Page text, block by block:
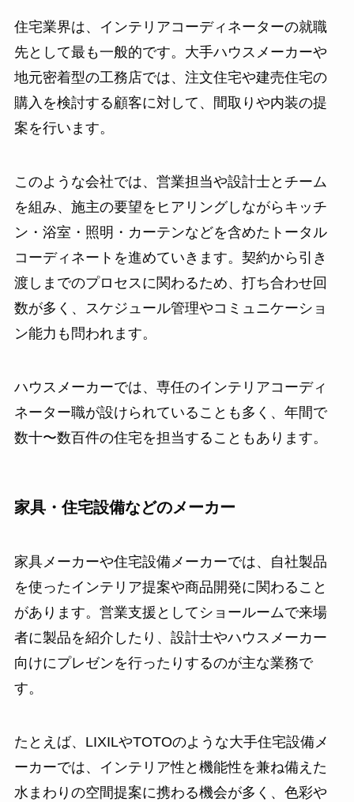
住宅業界は、インテリアコーディネーターの就職
先として最も一般的です。大手ハウスメーカーや
地元密着型の工務店では、注文住宅や建売住宅の
購入を検討する顧客に対して、間取りや内装の提
案を行います。
このような会社では、営業担当や設計士とチーム
を組み、施主の要望をヒアリングしながらキッチ
ン・浴室・照明・カーテンなどを含めたトータル
コーディネートを進めていきます。契約から引き
渡しまでのプロセスに関わるため、打ち合わせ回
数が多く、スケジュール管理やコミュニケーショ
ン能力も問われます。
ハウスメーカーでは、専任のインテリアコーディ
ネーター職が設けられていることも多く、年間で
数十〜数百件の住宅を担当することもあります。
家具・住宅設備などのメーカー
家具メーカーや住宅設備メーカーでは、自社製品
を使ったインテリア提案や商品開発に関わること
があります。営業支援としてショールームで来場
者に製品を紹介したり、設計士やハウスメーカー
向けにプレゼンを行ったりするのが主な業務で
す。
たとえば、LIXILやTOTOのような大手住宅設備メ
ーカーでは、インテリア性と機能性を兼ね備えた
水まわりの空間提案に携わる機会が多く、色彩や